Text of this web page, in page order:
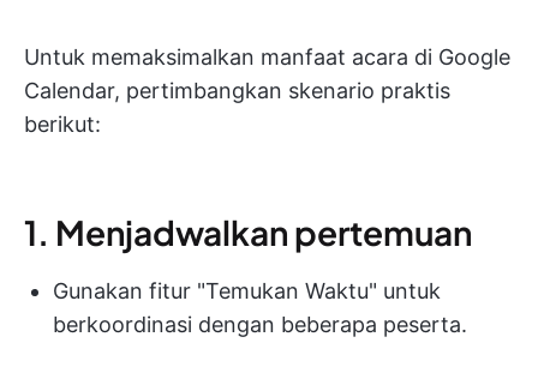
Untuk memaksimalkan manfaat acara di Google
Calendar, pertimbangkan skenario praktis
berikut:
1. Menjadwalkan pertemuan
Gunakan fitur "Temukan Waktu" untuk
berkoordinasi dengan beberapa peserta.